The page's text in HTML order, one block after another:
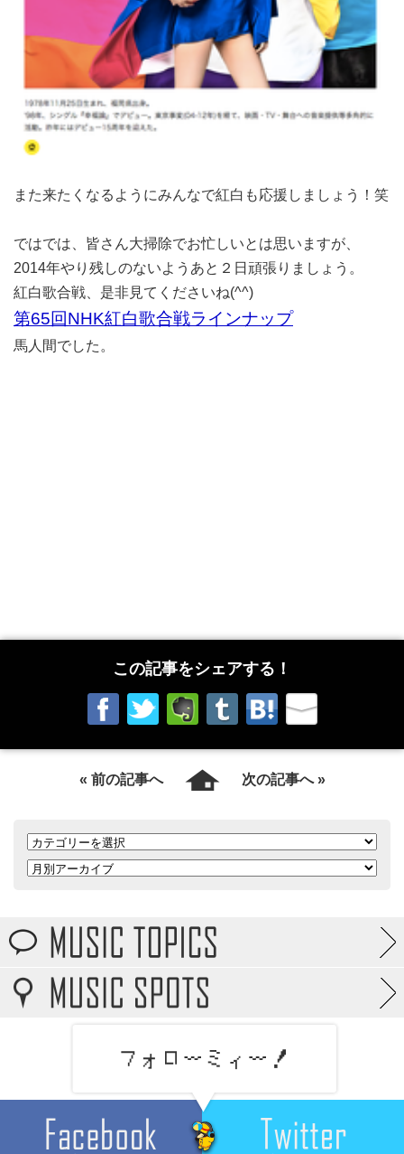
また来たくなるようにみんなで紅白も応援しましょう！笑
ではでは、皆さん大掃除でお忙しいとは思いますが、
2014年やり残しのないようあと２日頑張りましょう。
紅白歌合戦、是非見てくださいね(^^)
第65回NHK紅白歌合戦ラインナップ
馬人間でした。
この記事をシェアする！
« 前の記事へ 次の記事へ »